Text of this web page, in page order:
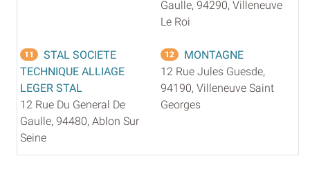
Gaulle, 94290, Villeneuve
Le Roi
11
STAL SOCIETE
TECHNIQUE ALLIAGE
LEGER STAL
12 Rue Du General De
Gaulle, 94480, Ablon Sur
Seine
12
MONTAGNE
12 Rue Jules Guesde,
94190, Villeneuve Saint
Georges